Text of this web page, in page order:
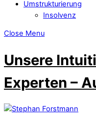
Umstrukturierung
Insolvenz
Close Menu
Unsere
Experten –